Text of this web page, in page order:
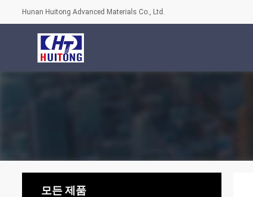
Hunan Huitong Advanced Materials Co., Ltd.
모든 제품